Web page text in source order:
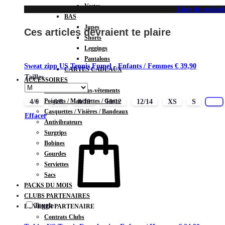
Vestes
BAS
Jupes
Shorts
Leggings
Pantalons
CARTES CADEAUX
ACCESSOIRES
Chaussettes / Sous-vêtements
Poignets / Manchettes / Gants
Casquettes / Visières / Bandeaux
Antivibrateurs
Surgrips
Bobines
Gourdes
Serviettes
Sacs
PACKS DU MOIS
CLUBS PARTENAIRES
DEVENIR PARTENAIRE
Contrats Clubs
Liste de
Ces articles devraient te plaire
Sweat zipp US Tennis Fumel - Enfants / Femmes € 39,90
Tailles
4/6 6/8 8/10 10/12 12/14 XS S
Effacer
Toggle